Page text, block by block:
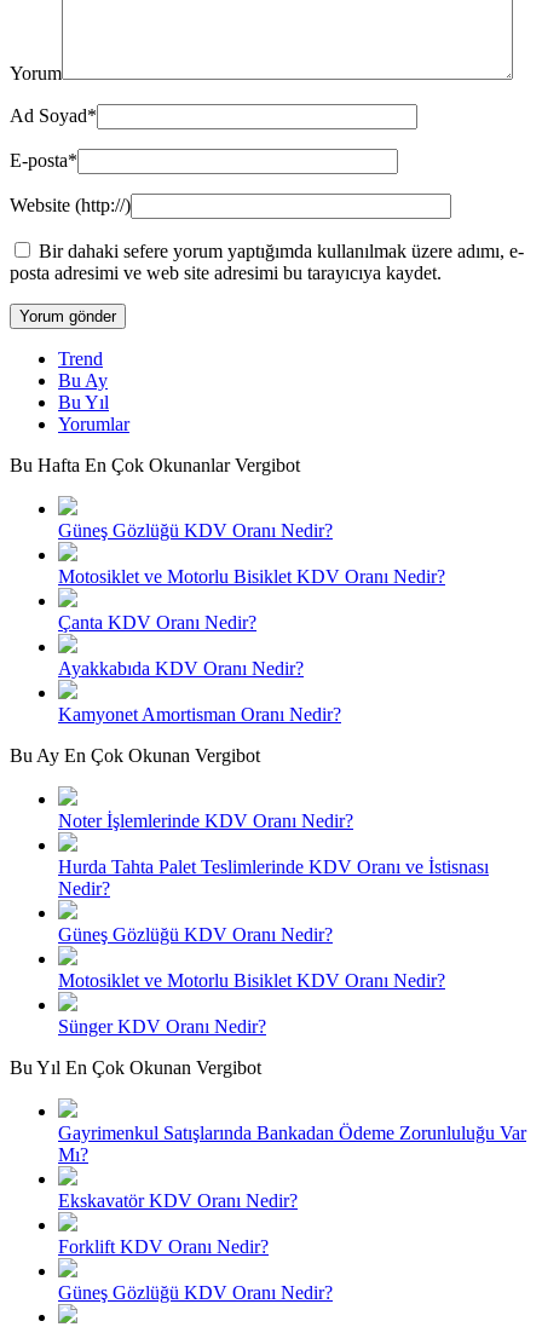
Yorum
Ad Soyad*
E-posta*
Website (http://)
Bir dahaki sefere yorum yaptığımda kullanılmak üzere adımı, e-
posta adresimi ve web site adresimi bu tarayıcıya kaydet.
Trend
Bu Ay
Bu Yıl
Yorumlar
Bu Hafta En Çok Okunanlar Vergibot
Güneş Gözlüğü KDV Oranı Nedir?
Motosiklet ve Motorlu Bisiklet KDV Oranı Nedir?
Çanta KDV Oranı Nedir?
Ayakkabıda KDV Oranı Nedir?
Kamyonet Amortisman Oranı Nedir?
Bu Ay En Çok Okunan Vergibot
Noter İşlemlerinde KDV Oranı Nedir?
Hurda Tahta Palet Teslimlerinde KDV Oranı ve İstisnası
Nedir?
Güneş Gözlüğü KDV Oranı Nedir?
Motosiklet ve Motorlu Bisiklet KDV Oranı Nedir?
Sünger KDV Oranı Nedir?
Bu Yıl En Çok Okunan Vergibot
Gayrimenkul Satışlarında Bankadan Ödeme Zorunluluğu Var
Mı?
Ekskavatör KDV Oranı Nedir?
Forklift KDV Oranı Nedir?
Güneş Gözlüğü KDV Oranı Nedir?